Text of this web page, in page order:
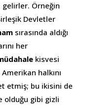
Örneğin
Devletler
sırasında aldığı
her
kisvesi
halkını
etmiş; bu ikisini de
olduğu gibi gizli